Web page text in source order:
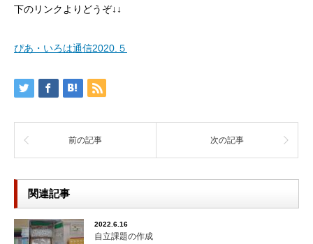
下のリンクよりどうぞ↓↓
ぴあ・いろは通信2020.５
前の記事 次の記事
関連記事
2022.6.16
自立課題の作成